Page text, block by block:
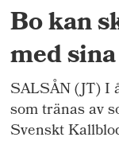
Bo kan
med
SALSÅN (JT) I
som tränas av
Svenskt